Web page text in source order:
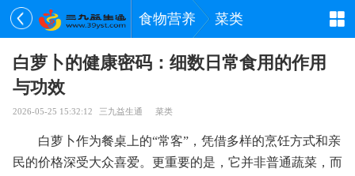
食物营养 菜类
白萝卜的健康密码：细数日常食用的作用
与功效
2026-05-25 15:32:12 三九益生通 菜类
白萝卜作为餐桌上的“常客”，凭借多样的烹饪方式和亲
民的价格深受大众喜爱。更重要的是，它并非普通蔬菜，而